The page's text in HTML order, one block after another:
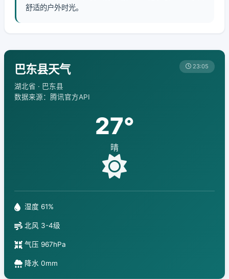
舒适的户外时光。
巴东县天气
湖北省 · 巴东县
数据来源：腾讯官方API
23:05
27°
晴
湿度 61%
北风 3-4级
气压 967hPa
降水 0mm